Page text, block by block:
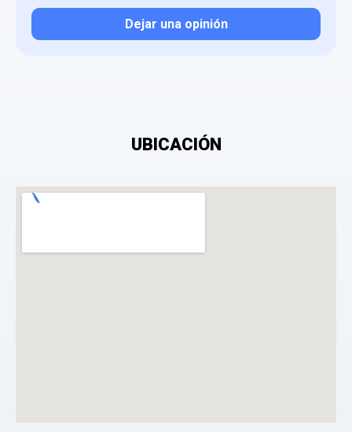
Dejar una opinión
¿Qué puntuación le das?UBICACIÓN